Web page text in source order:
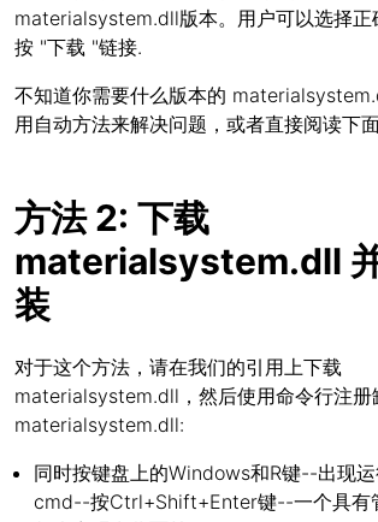
materialsystem.dll版本。用户可以选择正
按 "下载 "链接.
不知道你需要什么版本的
用自动方法来解决问题，或者直接阅读下
方法 2: 下载
materialsystem.dll
装
对于这个方法，请在我们的引用上下载
materialsystem.dll，然后使用命令行注册
materialsystem.dll:
同时按键盘上的Windows和R键--出现
cmd--按Ctrl+Shift+Enter键--一个具有